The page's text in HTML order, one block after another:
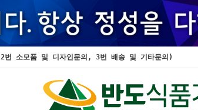
소모품 및 디자인문의, 3번 배송 및 기타문의)